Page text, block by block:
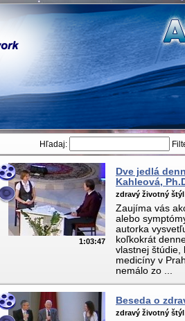
Hľadaj:
1:03:47
Dve jedlá
Kahleová,
zdravý životný
Zaujíma vás
alebo
autorka
koľkokrát
vlastnej štúdie,
medicíny v
nemálo zo ...
Beseda o
zdravý životný